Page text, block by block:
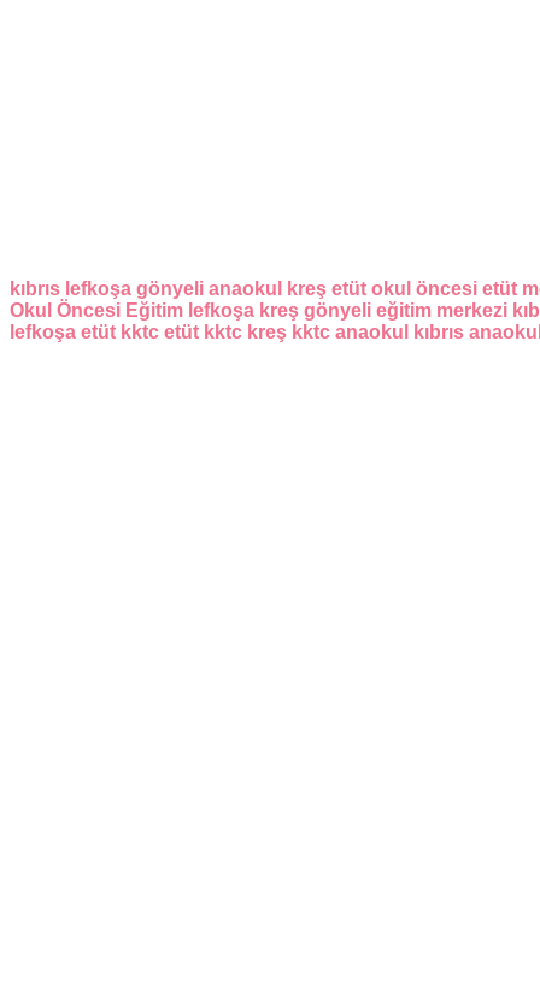
kıbrıs lefkoşa gönyeli anaokul kreş etüt okul öncesi etüt
Okul Öncesi Eğitim lefkoşa kreş gönyeli eğitim merkezi
lefkoşa etüt kktc etüt kktc kreş kktc anaokul kıbrıs